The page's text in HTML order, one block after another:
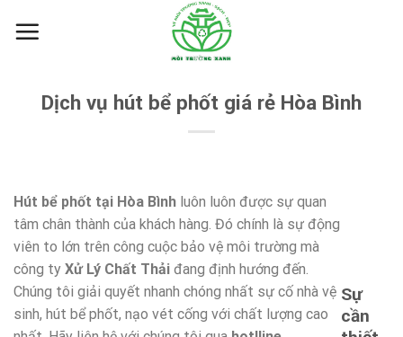
Dịch vụ hút bể phốt giá rẻ Hòa Bình
Hút bể phốt tại Hòa Bình luôn luôn được sự quan
tâm chân thành của khách hàng. Đó chính là sự động
viên to lớn trên công cuộc bảo vệ môi trường mà
công ty Xử Lý Chất Thải đang định hướng đến.
Chúng tôi giải quyết nhanh chóng nhất sự cố nhà vệ
sinh, hút bể phốt, nạo vét cống với chất lượng cao
Sự
cần